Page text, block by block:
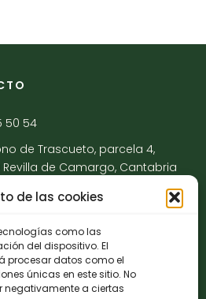
de las cookies
como las
del dispositivo. El
procesar datos como el
únicas en este sitio. No
negativamente a ciertas
50 54
de Trascueto, parcela 4,
Revilla de Camargo, Cantabria
santamaria.com